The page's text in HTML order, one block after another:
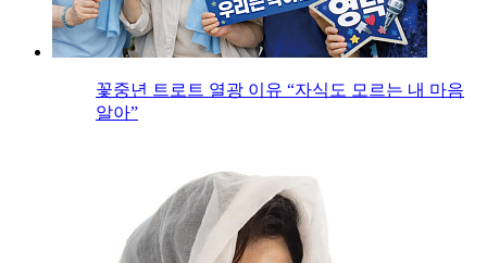
꽃중년 트로트 열광 이유 “자식도 모르는 내 마음
알아”